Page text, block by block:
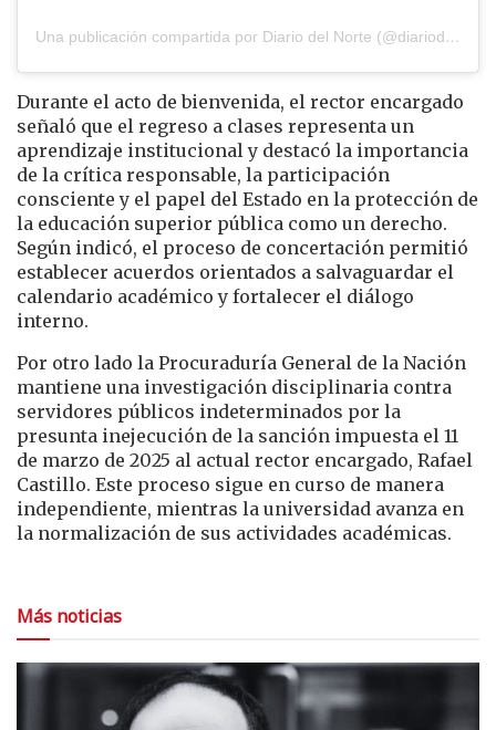
Una publicación compartida por Diario del Norte (@diariodelnorte)
Durante el acto de bienvenida, el rector encargado
señaló que el regreso a clases representa un
aprendizaje institucional y destacó la importancia
de la crítica responsable, la participación
consciente y el papel del Estado en la protección de
la educación superior pública como un derecho.
Según indicó, el proceso de concertación permitió
establecer acuerdos orientados a salvaguardar el
calendario académico y fortalecer el diálogo
interno.
Por otro lado la Procuraduría General de la Nación
mantiene una investigación disciplinaria contra
servidores públicos indeterminados por la
presunta inejecución de la sanción impuesta el 11
de marzo de 2025 al actual rector encargado, Rafael
Castillo. Este proceso sigue en curso de manera
independiente, mientras la universidad avanza en
la normalización de sus actividades académicas.
Más noticias